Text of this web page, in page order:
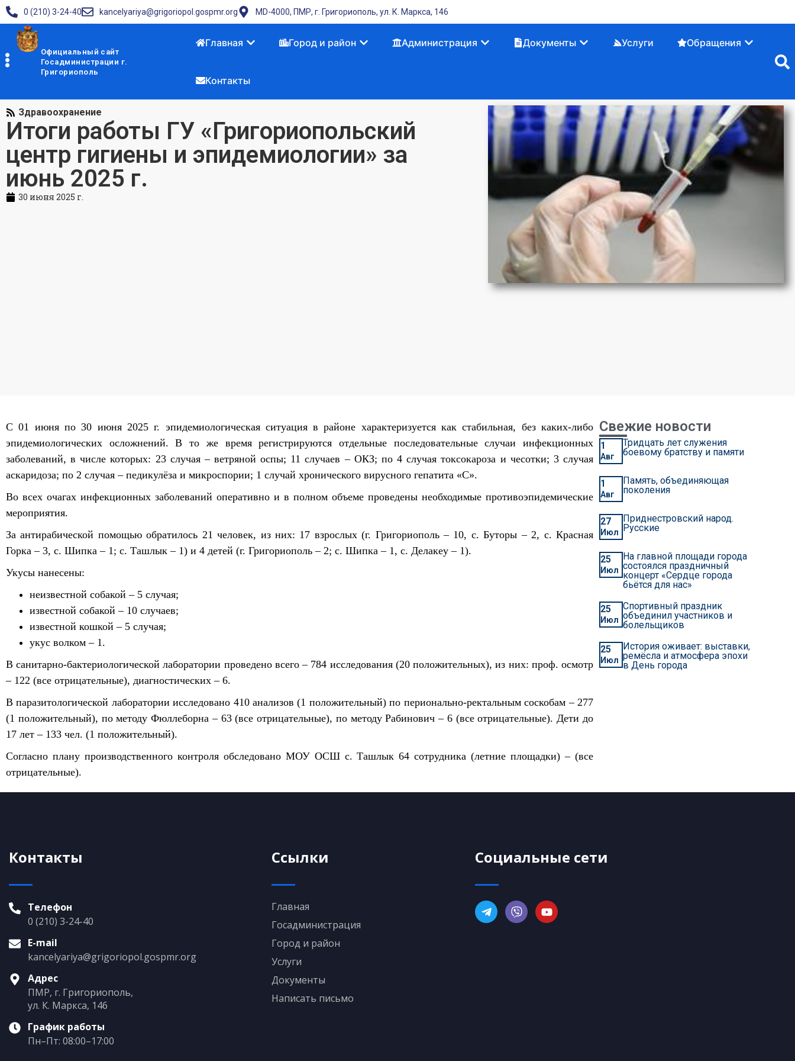
0 (210) 3-24-40 kancelyariya@grigoriopol.gospmr.org MD-4000, ПМР, г. Григориополь, ул. К. Маркса, 146
Официальный сайт
Госадминистрации г.
Григориополь
Главная Город и район Администрация Документы Услуги Обращения
Контакты
Здравоохранение
Итоги работы ГУ «Григориопольский
центр гигиены и эпидемиологии» за
июнь 2025 г.
30 июня 2025 г.
С 01 июня по 30 июня 2025 г. эпидемиологическая ситуация в районе характеризуется как стабильная, без каких-либо
эпидемиологических осложнений. В то же время регистрируются отдельные последовательные случаи инфекционных
заболеваний, в числе которых: 23 случая – ветряной оспы; 11 случаев – ОКЗ; по 4 случая токсокароза и чесотки; 3 случая
аскаридоза; по 2 случая – педикулёза и микроспории; 1 случай хронического вирусного гепатита «С».
Во всех очагах инфекционных заболеваний оперативно и в полном объеме проведены необходимые противоэпидемические
мероприятия.
За антирабической помощью обратилось 21 человек, из них: 17 взрослых (г. Григориополь – 10, с. Буторы – 2, с. Красная
Горка – 3, с. Шипка – 1; с. Ташлык – 1) и 4 детей (г. Григориополь – 2; с. Шипка – 1, с. Делакеу – 1).
Укусы нанесены:
неизвестной собакой – 5 случая;
известной собакой – 10 случаев;
известной кошкой – 5 случая;
укус волком – 1.
В санитарно-бактериологической лаборатории проведено всего – 784 исследования (20 положительных), из них: проф. осмотр
– 122 (все отрицательные), диагностических – 6.
В паразитологической лаборатории исследовано 410 анализов (1 положительный) по перионально-ректальным соскобам – 277
(1 положительный), по методу Фюллеборна – 63 (все отрицательные), по методу Рабинович – 6 (все отрицательные). Дети до
17 лет – 133 чел. (1 положительный).
Согласно плану производственного контроля обследовано МОУ ОСШ с. Ташлык 64 сотрудника (летние площадки) – (все
отрицательные).
Свежие новости
1
Авг
Тридцать лет служения
боевому братству и памяти
1
Авг
Память, объединяющая
поколения
27
Июл
Приднестровский народ.
Русские
25
Июл
На главной площади города
состоялся праздничный
концерт «Сердце города
бьётся для нас»
25
Июл
Спортивный праздник
объединил участников и
болельщиков
25
Июл
История оживает: выставки,
ремёсла и атмосфера эпохи
в День города
Контакты
Телефон
0 (210) 3-24-40
E-mail
kancelyariya@grigoriopol.gospmr.org
Адрес
ПМР, г. Григориополь,
ул. К. Маркса, 146
График работы
Пн–Пт: 08:00–17:00
Ссылки
Главная
Госадминистрация
Город и район
Услуги
Документы
Написать письмо
Социальные сети